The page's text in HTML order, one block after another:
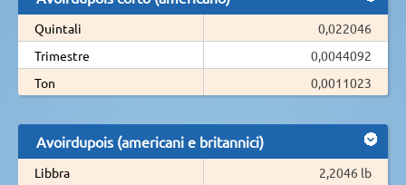
Quintali
0,022046
Trimestre
0,0044092
Ton
0,0011023
Avoirdupois (americani e britannici)
Libbra
2,2046 lb